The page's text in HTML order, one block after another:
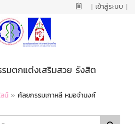
| เข้าสู่ระบบ |
มตกแต่งเสริมสวย รังสิต
น์ » ศัลยกรรมเกาหลี หมอจำนงค์